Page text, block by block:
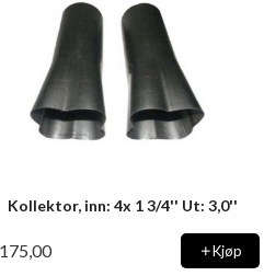
Kollektor, inn: 4x 1 3/4'' Ut: 3,0''
Kjøp